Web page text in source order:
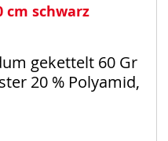
cm schwarz
gekettelt 60 Gr
20 % Polyamid,